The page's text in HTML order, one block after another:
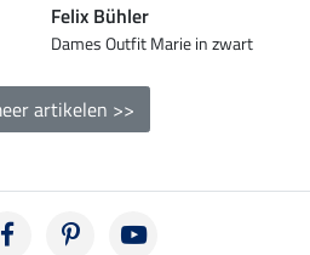
Felix Bühler
Dames Outfit Marie in zwart
artikelen >>